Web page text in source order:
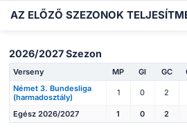
AZ ELŐZŐ SZEZONOK
2026/2027 Szezon
Verseny MP Gl GC
Német 3. Bundesliga
(harmadosztály)
1 0 2
Egész 2026/2027 1 0 2